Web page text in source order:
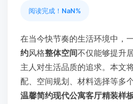
阅读完成！ NaN%
在当今快节奏的生活环境中，
约风格整体空间不仅能够提升
主人对生活品质的追求。本文
配、空间规划、材料选择等多
温馨简约现代公寓客厅精装样